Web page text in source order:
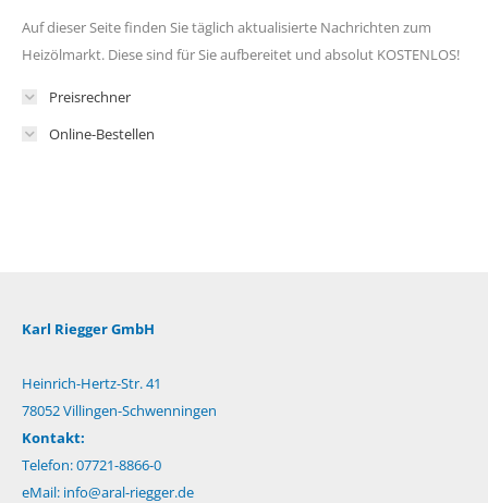
Auf dieser Seite finden Sie täglich aktualisierte Nachrichten zum
Heizölmarkt. Diese sind für Sie aufbereitet und absolut KOSTENLOS!
Preisrechner
Online-Bestellen
Karl Riegger GmbH
Heinrich-Hertz-Str. 41
78052 Villingen-Schwenningen
Kontakt:
Telefon: 07721-8866-0
eMail: info@aral-riegger.de